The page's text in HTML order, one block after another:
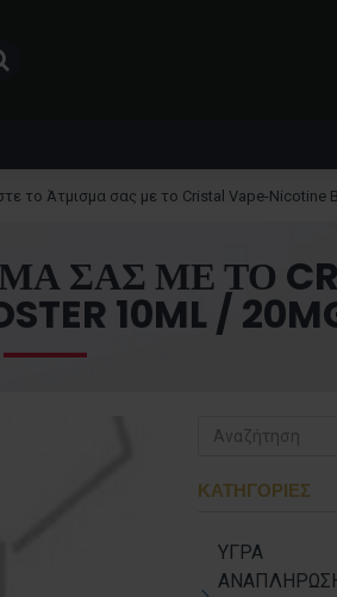
το Άτμισμα σας με το Cristal Vape-Nicotine
ΣΑΣ ΜΕ ΤΟ
10ML /
ΚΑΤΗΓΟΡΊΕΣ
ΥΓΡΑ